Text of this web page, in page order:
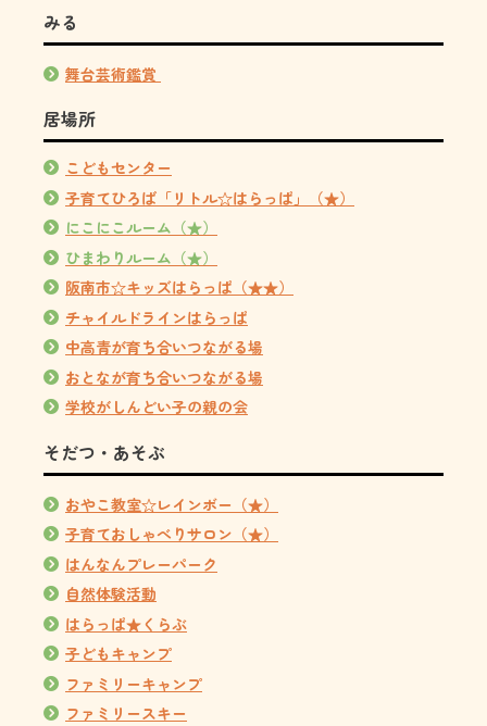
みる
舞台芸術鑑賞
居場所
こどもセンター
子育てひろば「リトル☆はらっぱ」（★）
にこにこルーム（★）
ひまわりルーム（★）
阪南市☆キッズはらっぱ（★★）
チャイルドラインはらっぱ
中高青が育ち合いつながる場
おとなが育ち合いつながる場
学校がしんどい子の親の会
そだつ・あそぶ
おやこ教室☆レインボー（★）
子育ておしゃべりサロン（★）
はんなんプレーパーク
自然体験活動
はらっぱ★くらぶ
子どもキャンプ
ファミリーキャンプ
ファミリースキー